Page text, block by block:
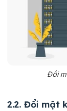
Đổi
2.2. Đổi mật